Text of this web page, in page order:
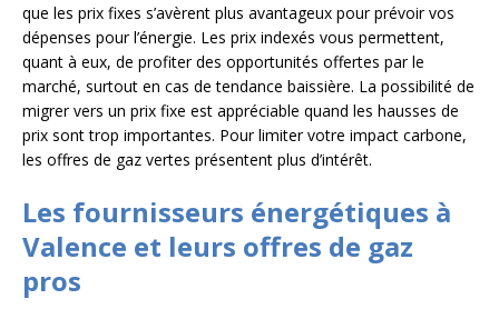
que les prix fixes s’avèrent plus avantageux pour prévoir vos
dépenses pour l’énergie. Les prix indexés vous permettent,
quant à eux, de profiter des opportunités offertes par le
marché, surtout en cas de tendance baissière. La possibilité de
migrer vers un prix fixe est appréciable quand les hausses de
prix sont trop importantes. Pour limiter votre impact carbone,
les offres de gaz vertes présentent plus d’intérêt.
Les fournisseurs énergétiques à
Valence et leurs offres de gaz
pros